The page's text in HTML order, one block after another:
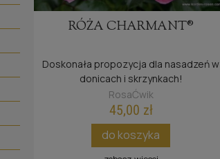
RÓŻA CHARMANT®
Doskonała propozycja dla nasadzeń w
donicach i skrzynkach!
RosaĆwik
45,00 zł
do koszyka